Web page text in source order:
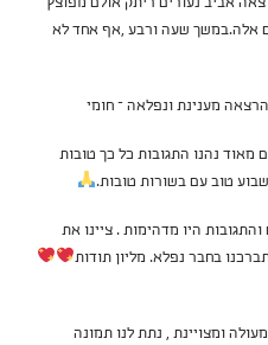
אלה.במשך שעה ורבע ,אף אחד לא
מענינת ונפלאה – חומי
נהנו התגובות כל כך טובות
טוב עם בשורות טובות.
היו מדהימות . ציינו את
בחבר נפלא. מליון תודות
ומצויינת , נתת לנו תמונה